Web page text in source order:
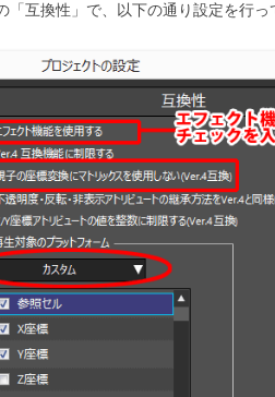
「互換性」で、以下の通り設定を行っ